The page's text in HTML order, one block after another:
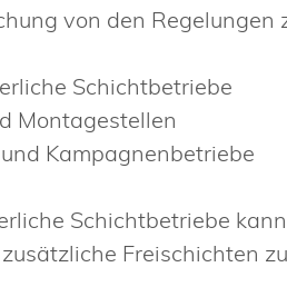
von den Regelungen
Schichtbetriebe
Montagestellen
Kampagnenbetriebe
Schichtbetriebe
Freischichten